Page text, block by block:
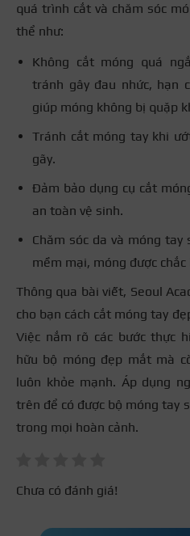
quá trình cắt và chăm sóc
thể như:
Không cắt móng quá
tránh gây đau nhức, hạn
giúp móng không bị quặp
Tránh cắt móng tay khi
gãy.
Đảm bảo dụng cụ cắt
an toàn vệ sinh.
Chăm sóc da và móng
mềm mại, móng được chắc
Thông qua bài viết, Seoul
cho bạn cách cắt móng tay
Việc nắm rõ các bước thực
hữu bộ móng đẹp mắt mà
luôn khỏe mạnh. Áp dụng
trên để có được bộ móng tay
trong mọi hoàn cảnh.
Chưa có đánh giá!